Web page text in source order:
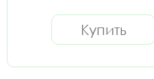
Купить